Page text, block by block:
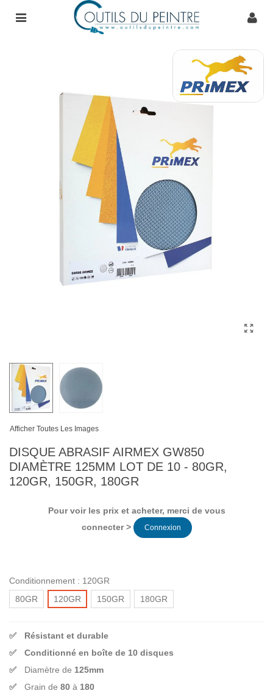
Afficher Toutes Les Images
DISQUE ABRASIF AIRMEX GW850
DIAMÈTRE 125MM LOT DE 10 - 80GR,
120GR, 150GR, 180GR
Pour voir les prix et acheter, merci de vous
connecter >
Connexion
Conditionnement : 120GR
80GR
120GR 150GR 180GR
Résistant et durable
Conditionné en boîte de 10 disques
Diamètre de 125mm
Grain de 80 à 180